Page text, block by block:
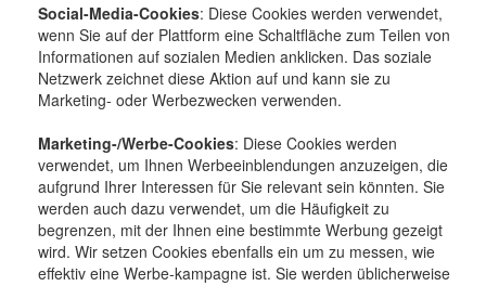
Social-Media-Cookies: Diese Cookies werden verwendet,
wenn Sie auf der Plattform eine Schaltfläche zum Teilen von
Informationen auf sozialen Medien anklicken. Das soziale
Netzwerk zeichnet diese Aktion auf und kann sie zu
Marketing- oder Werbezwecken verwenden.
Marketing-/Werbe-Cookies: Diese Cookies werden
verwendet, um Ihnen Werbeeinblendungen anzuzeigen, die
aufgrund Ihrer Interessen für Sie relevant sein könnten. Sie
werden auch dazu verwendet, um die Häufigkeit zu
begrenzen, mit der Ihnen eine bestimmte Werbung gezeigt
wird. Wir setzen Cookies ebenfalls ein um zu messen, wie
effektiv eine Werbe-kampagne ist. Sie werden üblicherweise